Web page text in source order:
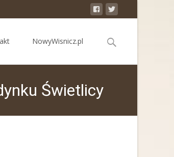
NowyWisnicz.pl
Search
Świetlicy